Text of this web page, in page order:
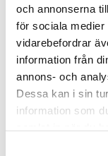
och annonserna
för sociala
vidarebefordrar
information från
annons- och
Dessa kan i sin
information som